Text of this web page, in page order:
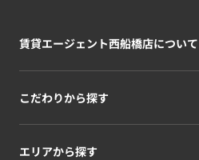
賃貸エージェント西船橋店について
こだわりから探す
エリアから探す